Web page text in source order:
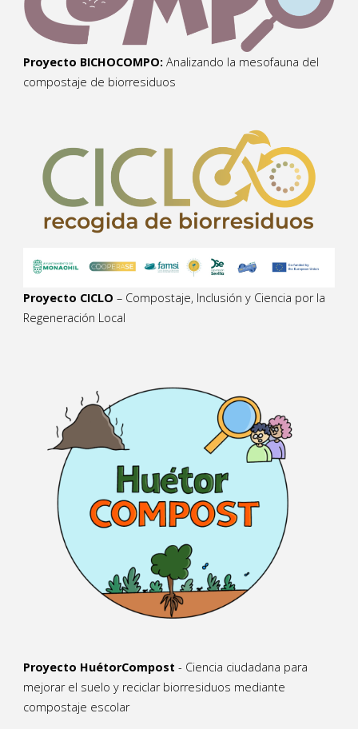
Proyecto BICHOCOMPO: Analizando la mesofauna del
compostaje de biorresiduos
Proyecto CICLO – Compostaje, Inclusión y Ciencia por la
Regeneración Local
Proyecto HuétorCompost - Ciencia ciudadana para
mejorar el suelo y reciclar biorresiduos mediante
compostaje escolar